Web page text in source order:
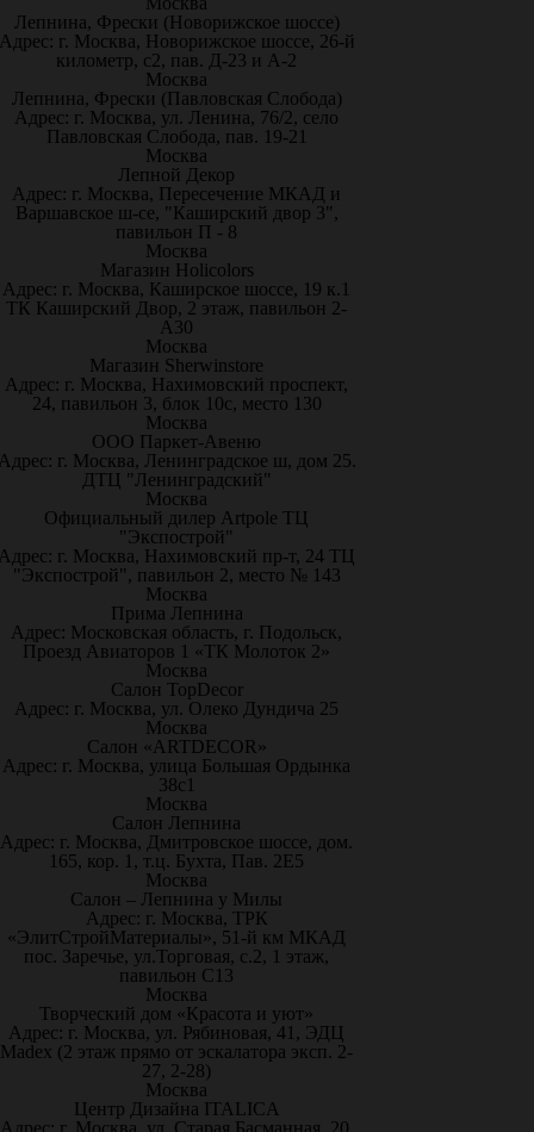
Лепнина, Фрески (Новорижское шоссе)
г. Москва, Новорижское шоссе, 26-й
километр, с2, пав. Д-23 и А-2
Москва
Лепнина, Фрески (Павловская Слобода)
Адрес: г. Москва, ул. Ленина, 76/2, село
Павловская Слобода, пав. 19-21
Москва
Лепной Декор
Адрес: г. Москва, Пересечение МКАД и
Варшавское ш-се, "Каширский двор 3",
павильон П - 8
Москва
Магазин Holicolors
Адрес: г. Москва, Каширское шоссе, 19 к.1
ТК Каширский Двор, 2 этаж, павильон 2-
А30
Москва
Магазин Sherwinstore
Адрес: г. Москва, Нахимовский проспект,
24, павильон 3, блок 10с, место 130
Москва
ООО Паркет-Авeню
г. Москва, Ленинградское ш, дом 25.
ДТЦ "Ленинградский"
Москва
Официальный дилер Artpole ТЦ
"Экспострой"
г. Москва, Нахимовский пр-т, 24 ТЦ
"Экспострой", павильон 2, место № 143
Москва
Прима Лепнина
Адрес: Московская область, г. Подольск,
Проезд Авиаторов 1 «ТК Молоток 2»
Москва
Салон TopDecor
Адрес: г. Москва, ул. Олеко Дундича 25
Москва
Салон «ARTDECOR»
Адрес: г. Москва, улица Большая Ордынка
38с1
Москва
Салон Лепнина
Адрес: г. Москва, Дмитровское шоссе, дом.
165, кор. 1, т.ц. Бухта, Пав. 2Е5
Москва
Салон – Лепнина у Милы
Адрес: г. Москва, ТРК
«ЭлитСтройМатериалы», 51-й км МКАД
пос. Заречье, ул.Торговая, с.2, 1 этаж,
павильон С13
Москва
Творческий дом «Красота и уют»
Адрес: г. Москва, ул. Рябиновая, 41, ЭДЦ
Madex (2 этаж прямо от эскалатора эксп. 2-
27, 2-28)
Москва
Центр Дизайна ITALICA
Адрес: г. Москва, ул. Старая Басманная, 20,